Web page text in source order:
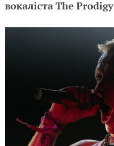
вокаліста The Prodigy